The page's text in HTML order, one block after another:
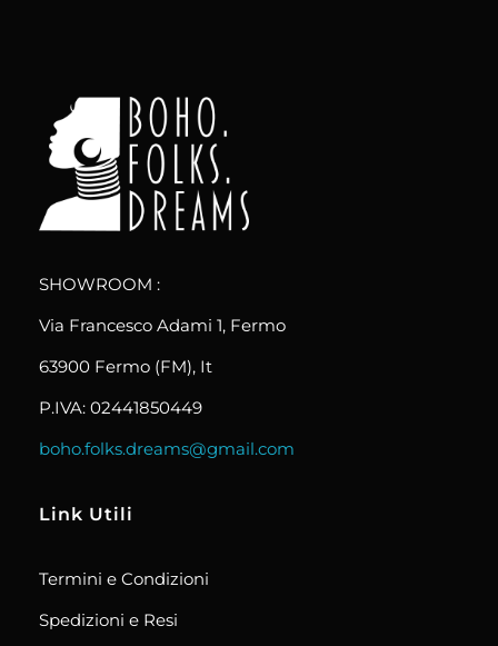
SHOWROOM :
Via Francesco Adami 1, Fermo
63900 Fermo (FM), It
P.IVA: 02441850449
boho.folks.dreams@gmail.com
Link Utili
Termini e Condizioni
Spedizioni e Resi